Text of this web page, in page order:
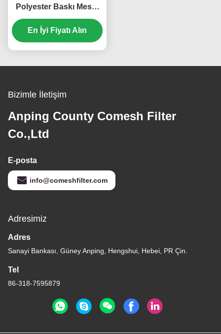
Polyester Baskı Mesh,
T-Shirt Baskı için İpek
Ekran Mesh
En İyi Fiyatı Alın
Bizimle İletişim
Anping County Comesh Filter
Co.,Ltd
E-posta
info@comeshfilter.com
Adresimiz
Adres
Sanayi Bankası, Güney Anping, Hengshui, Hebei, PR Çin.
Tel
86-318-7595879